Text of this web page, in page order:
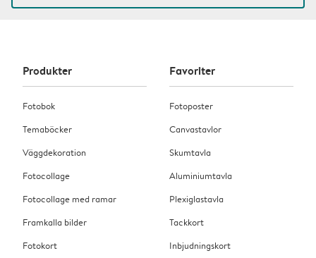
Produkter
Fotobok
Temaböcker
Väggdekoration
Fotocollage
Fotocollage med ramar
Framkalla bilder
Fotokort
Favoriter
Fotoposter
Canvastavlor
Skumtavla
Aluminiumtavla
Plexiglastavla
Tackkort
Inbjudningskort